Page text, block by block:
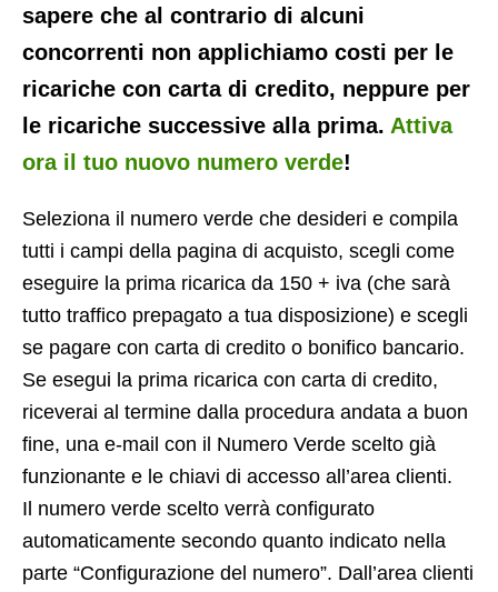
sapere che al contrario di alcuni
concorrenti non applichiamo costi per le
ricariche con carta di credito, neppure per
le ricariche successive alla prima. Attiva
ora il tuo nuovo numero verde!
Seleziona il numero verde che desideri e compila
tutti i campi della pagina di acquisto, scegli come
eseguire la prima ricarica da 150 + iva (che sarà
tutto traffico prepagato a tua disposizione) e scegli
se pagare con carta di credito o bonifico bancario.
Se esegui la prima ricarica con carta di credito,
riceverai al termine dalla procedura andata a buon
fine, una e-mail con il Numero Verde scelto già
funzionante e le chiavi di accesso all’area clienti.
Il numero verde scelto verrà configurato
automaticamente secondo quanto indicato nella
parte “Configurazione del numero”. Dall’area clienti